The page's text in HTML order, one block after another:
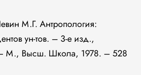
М.Г. Антропология:
ун-тов. – 3-е изд.,
М., Высш. Школа, 1978. – 528